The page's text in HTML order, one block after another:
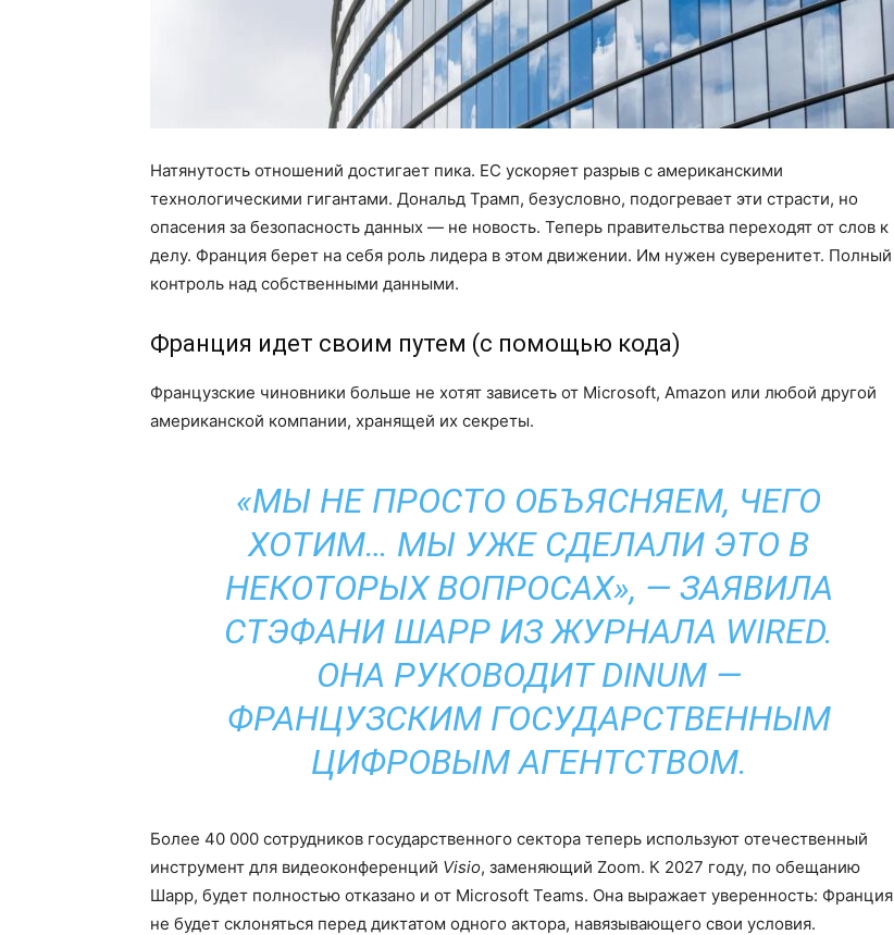
Натянутость отношений достигает пика. ЕС ускоряет разрыв с американскими
технологическими гигантами. Дональд Трамп, безусловно, подогревает эти страсти, но
опасения за безопасность данных — не новость. Теперь правительства переходят от слов к
делу. Франция берет на себя роль лидера в этом движении. Им нужен суверенитет. Полный
контроль над собственными данными.
Франция идет своим путем (с помощью кода)
Французские чиновники больше не хотят зависеть от Microsoft, Amazon или любой другой
американской компании, хранящей их секреты.
«МЫ НЕ ПРОСТО ОБЪЯСНЯЕМ, ЧЕГО
ХОТИМ… МЫ УЖЕ СДЕЛАЛИ ЭТО В
НЕКОТОРЫХ ВОПРОСАХ», — ЗАЯВИЛА
СТЭФАНИ ШАРР ИЗ ЖУРНАЛА WIRED.
ОНА РУКОВОДИТ DINUM —
ФРАНЦУЗСКИМ ГОСУДАРСТВЕННЫМ
ЦИФРОВЫМ АГЕНТСТВОМ.
Более 40 000 сотрудников государственного сектора теперь используют отечественный
инструмент для видеоконференций Visio, заменяющий Zoom. К 2027 году, по обещанию
Шарр, будет полностью отказано и от Microsoft Teams. Она выражает уверенность: Франция
не будет склоняться перед диктатом одного актора, навязывающего свои условия.